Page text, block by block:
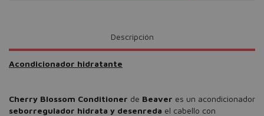
Descripción
Acondicionador hidratante
Cherry Blossom Conditioner de Beaver es un acondicionador
seborregulador hidrata y desenreda el cabello con